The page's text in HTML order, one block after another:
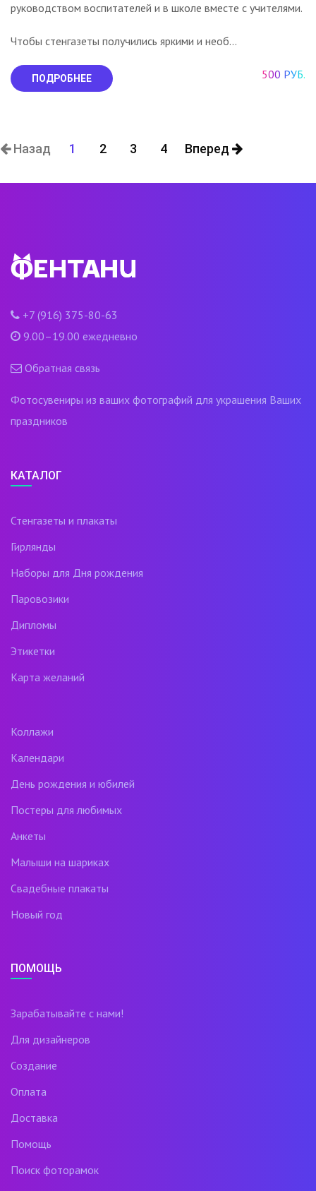
руководством воспитателей и в школе вместе с учителями.
Чтобы стенгазеты получились яркими и необ...
ПОДРОБНЕЕ 500 РУБ.
Назад 1 2 3 4 Вперед
+7 (916) 375-80-63
9.00–19.00 ежедневно
Обратная связь
Фотосувениры из ваших фотографий для украшения Ваших
праздников
КАТАЛОГ
Стенгазеты и плакаты
Гирлянды
Наборы для Дня рождения
Паровозики
Дипломы
Этикетки
Карта желаний
Коллажи
Календари
День рождения и юбилей
Постеры для любимых
Анкеты
Малыши на шариках
Свадебные плакаты
Новый год
ПОМОЩЬ
Зарабатывайте с нами!
Для дизайнеров
Создание
Оплата
Доставка
Помощь
Поиск фоторамок